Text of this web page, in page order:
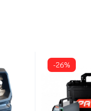
-26%